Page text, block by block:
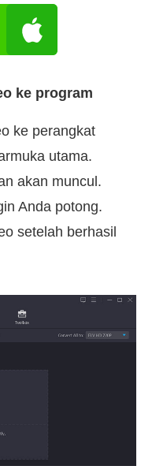
ke program
ke perangkat
utama.
akan muncul.
Anda potong.
setelah berhasil